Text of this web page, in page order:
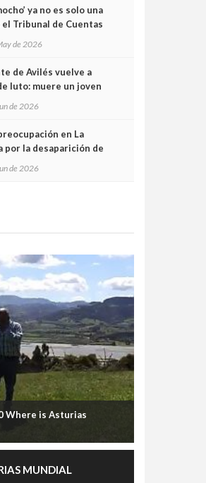
ya no es solo una
el Tribunal de Cuentas
de los trenes que no
los túneles
de 2026
de Avilés vuelve a
luto: muere un joven
de 2026
en La
por la desaparición de
de 2026
Where is Asturias
MUNDIAL